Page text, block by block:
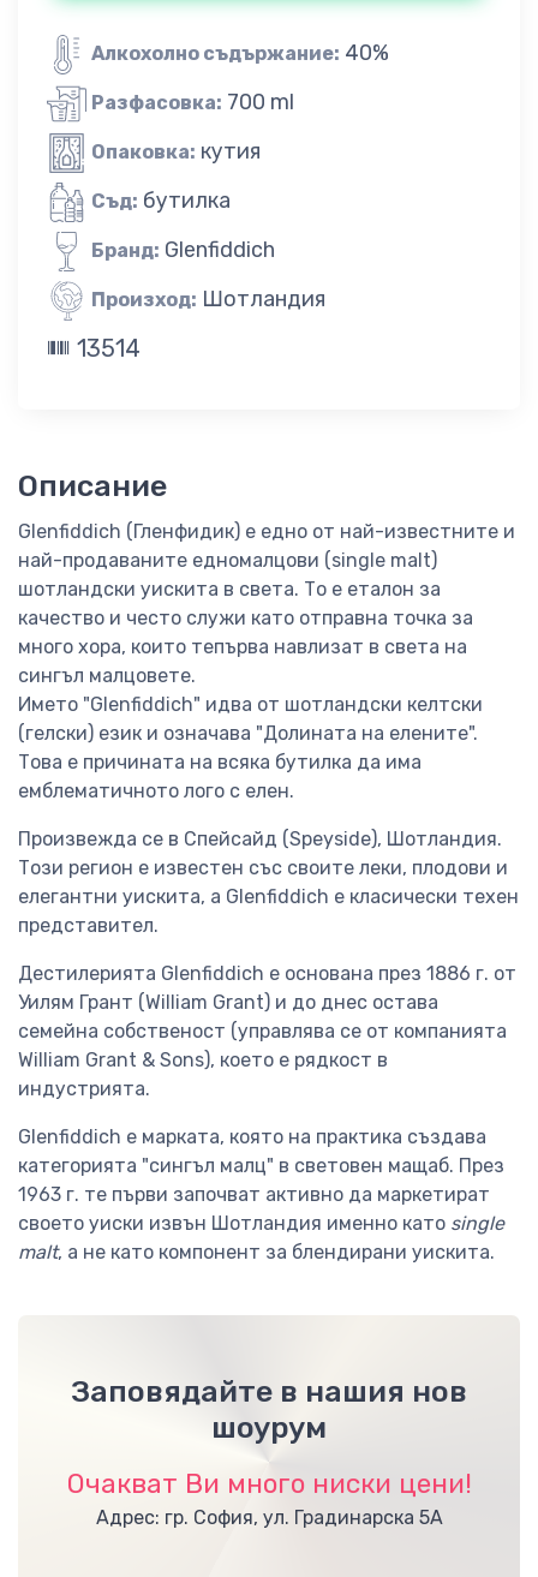
Алкохолно съдържание: 40%
Разфасовка: 700 ml
Опаковка: кутия
Съд: бутилка
Бранд: Glenfiddich
Произход: Шотландия
13514
Описание
Glenfiddich (Гленфидик) е едно от най-известните и
най-продаваните едномалцови (single malt)
шотландски уискита в света. То е еталон за
качество и често служи като отправна точка за
много хора, които тепърва навлизат в света на
сингъл малцовете.
Името "Glenfiddich" идва от шотландски келтски
(гелски) език и означава "Долината на елените".
Това е причината на всяка бутилка да има
емблематичното лого с елен.
Произвежда се в Спейсайд (Speyside), Шотландия.
Този регион е известен със своите леки, плодови и
елегантни уискита, а Glenfiddich е класически техен
представител.
Дестилерията Glenfiddich е основана през 1886 г. от
Уилям Грант (William Grant) и до днес остава
семейна собственост (управлява се от компанията
William Grant & Sons), което е рядкост в
индустрията.
Glenfiddich е марката, която на практика създава
категорията "сингъл малц" в световен мащаб. През
1963 г. те първи започват активно да маркетират
своето уиски извън Шотландия именно като single
malt, а не като компонент за блендирани уискита.
Заповядайте в нашия нов
шоурум
Очакват Ви много ниски цени!
Адрес: гр. София, ул. Градинарска 5А